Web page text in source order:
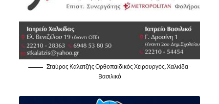
Σταύρος Καλατζής Ορθοπαιδικός Χειρουργός, Χαλκίδα -
Βασιλικό